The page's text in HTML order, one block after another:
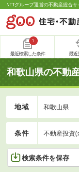
NTTグループ運営の不動産総合
1
最近検索した条件 最近
和歌山県の不動
地域 和歌山県
条件 不動産投資(
検索条件を保存